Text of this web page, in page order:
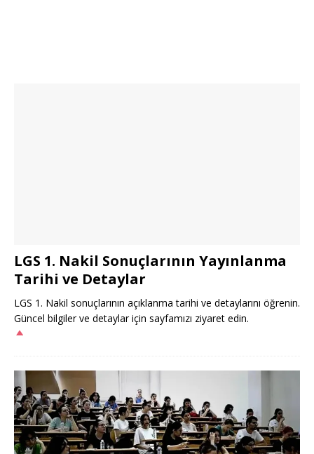
LGS 1. Nakil Sonuçlarının Yayınlanma
Tarihi ve Detaylar
LGS 1. Nakil sonuçlarının açıklanma tarihi ve detaylarını öğrenin.
Güncel bilgiler ve detaylar için sayfamızı ziyaret edin.